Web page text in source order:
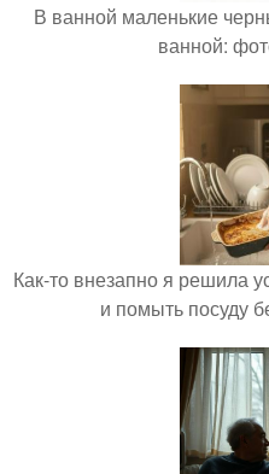
В ванной маленькие
ванной:
Как-то внезапно я решила
и помыть посуду